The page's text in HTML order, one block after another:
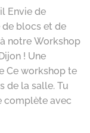
Envie de
de blocs et de
notre Workshop
! Une
Ce workshop te
de la salle. Tu
complète avec